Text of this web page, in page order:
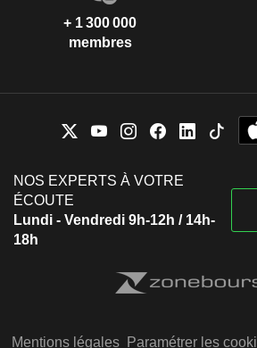
+ 1 300 000
membres
NOS EXPERTS À VOTRE
ÉCOUTE
Lundi - Vendredi 9h-12h / 14h-
18h
Mentions légales Paramétrer les